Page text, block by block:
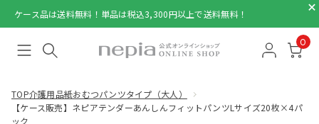
ケース品は送料無料！単品は税込3,300円以上で送料無料！
0
TOP介護用品紙おむつパンツタイプ（大人）
【ケース販売】ネピアテンダーあんしんフィットパンツLサイズ20枚×4パ
ック